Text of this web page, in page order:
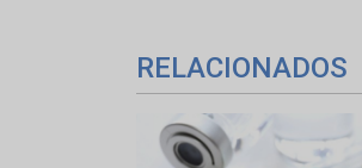
RELACIONADOS